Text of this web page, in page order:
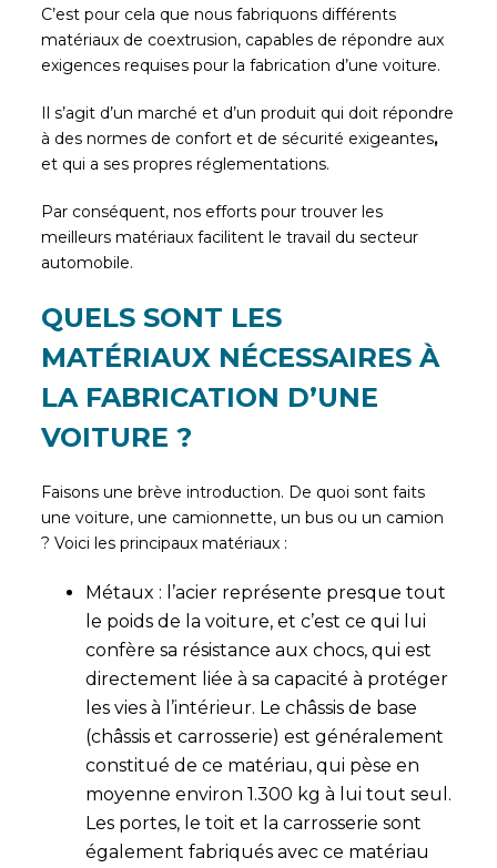
C’est pour cela que nous fabriquons différents
matériaux de coextrusion, capables de répondre aux
exigences requises pour la fabrication d’une voiture.
Il s’agit d’un marché et d’un produit qui doit répondre
à des normes de confort et de sécurité exigeantes,
et qui a ses propres réglementations.
Par conséquent, nos efforts pour trouver les
meilleurs matériaux facilitent le travail du secteur
automobile.
QUELS SONT LES
MATÉRIAUX NÉCESSAIRES À
LA FABRICATION D’UNE
VOITURE ?
Faisons une brève introduction. De quoi sont faits
une voiture, une camionnette, un bus ou un camion
? Voici les principaux matériaux :
Métaux : l’acier représente presque tout
le poids de la voiture, et c’est ce qui lui
confère sa résistance aux chocs, qui est
directement liée à sa capacité à protéger
les vies à l’intérieur. Le châssis de base
(châssis et carrosserie) est généralement
constitué de ce matériau, qui pèse en
moyenne environ 1.300 kg à lui tout seul.
Les portes, le toit et la carrosserie sont
également fabriqués avec ce matériau